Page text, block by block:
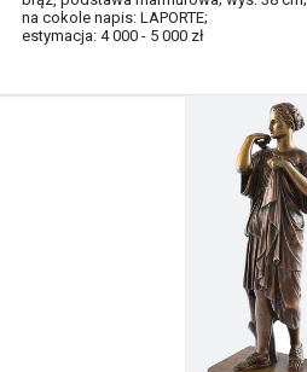
na cokole napis: LAPORTE;
estymacja: 4 000 - 5 000 zł